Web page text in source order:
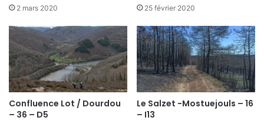
2 mars 2020 25 février 2020
Confluence Lot / Dourdou
– 36 – D5
Le Salzet -Mostuejouls – 16
– I13